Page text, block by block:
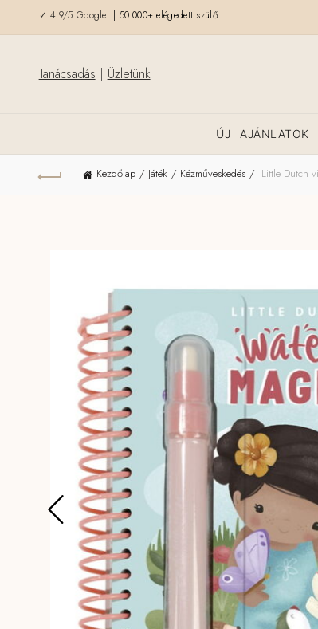
✓ 4.9/5 Google | 50.000+ elégedett szülő
Tanácsadás | Üzletünk
ÚJ AJÁNLATOK
Kezdőlap Játék Kézműveskedés Little Dutch